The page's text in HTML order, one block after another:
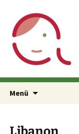
springen
Menü